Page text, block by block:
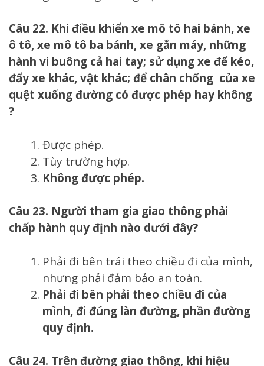
Câu 22. Khi điều khiển xe mô tô hai bánh, xe
ô tô, xe mô tô ba bánh, xe gắn máy, những
hành vi buông cả hai tay; sử dụng xe để kéo,
đẩy xe khác, vật khác; để chân chống của xe
quệt xuống đường có được phép hay không
?
Được phép.
Tùy trường hợp.
Không được phép.
Câu 23. Người tham gia giao thông phải
chấp hành quy định nào dưới đây?
Phải đi bên trái theo chiều đi của mình,
nhưng phải đảm bảo an toàn.
Phải đi bên phải theo chiều đi của
mình, đi đúng làn đường, phần đường
quy định.
Câu 24. Trên đường giao thông, khi hiệu